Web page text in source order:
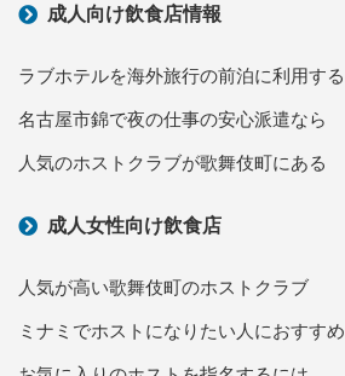
成人向け飲食店情報
ラブホテルを海外旅行の前泊に利用する
名古屋市錦で夜の仕事の安心派遣なら
人気のホストクラブが歌舞伎町にある
成人女性向け飲食店
人気が高い歌舞伎町のホストクラブ
ミナミでホストになりたい人におすすめ